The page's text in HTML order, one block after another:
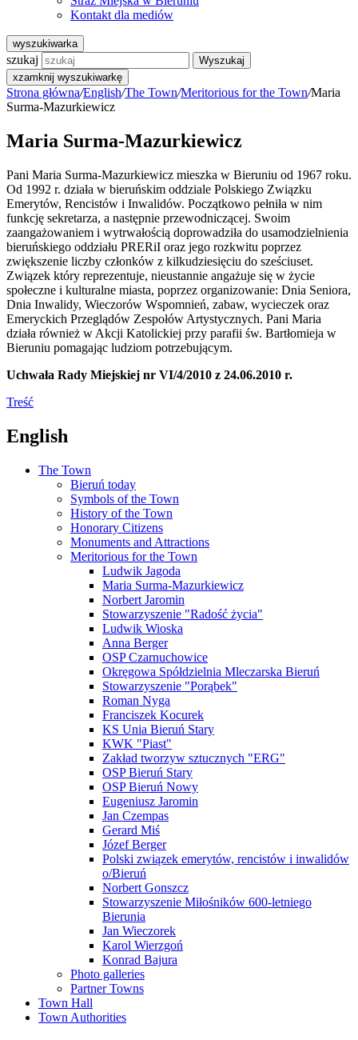
Kontakt dla mediów
wyszukiwarka
szukaj
Wyszukaj
xzamknij wyszukiwarkę
Strona główna/English/The Town/Meritorious for the Town/Maria
Surma-Mazurkiewicz
Maria Surma-Mazurkiewicz
Pani Maria Surma-Mazurkiewicz mieszka w Bieruniu od 1967 roku.
Od 1992 r. działa w bieruńskim oddziale Polskiego Związku
Emerytów, Rencistów i Inwalidów. Początkowo pełniła w nim
funkcję sekretarza, a następnie przewodniczącej. Swoim
zaangażowaniem i wytrwałością doprowadziła do usamodzielnienia
bieruńskiego oddziału PRERiI oraz jego rozkwitu poprzez
zwiększenie liczby członków z kilkudziesięciu do sześciuset.
Związek który reprezentuje, nieustannie angażuje się w życie
społeczne i kulturalne miasta, poprzez organizowanie: Dnia Seniora,
Dnia Inwalidy, Wieczorów Wspomnień, zabaw, wycieczek oraz
Emeryckich Przeglądów Zespołów Artystycznych. Pani Maria
działa również w Akcji Katolickiej przy parafii św. Bartłomieja w
Bieruniu pomagając ludziom potrzebującym.
Uchwała Rady Miejskiej nr VI/4/2010 z 24.06.2010 r.
Treść
English
The Town
Bieruń today
Symbols of the Town
History of the Town
Honorary Citizens
Monuments and Attractions
Meritorious for the Town
Ludwik Jagoda
Maria Surma-Mazurkiewicz
Norbert Jaromin
Stowarzyszenie "Radość życia"
Ludwik Wioska
Anna Berger
OSP Czarnuchowice
Okręgowa Spółdzielnia Mleczarska Bieruń
Stowarzyszenie "Porąbek"
Roman Nyga
Franciszek Kocurek
KS Unia Bieruń Stary
KWK "Piast"
Zakład tworzyw sztucznych "ERG"
OSP Bieruń Stary
OSP Bieruń Nowy
Eugeniusz Jaromin
Jan Czempas
Gerard Miś
Józef Berger
Polski związek emerytów, rencistów i inwalidów
o/Bieruń
Norbert Gonszcz
Stowarzyszenie Miłośników 600-letniego
Bierunia
Jan Wieczorek
Karol Wierzgoń
Konrad Bajura
Photo galleries
Partner Towns
Town Hall
Town Authorities